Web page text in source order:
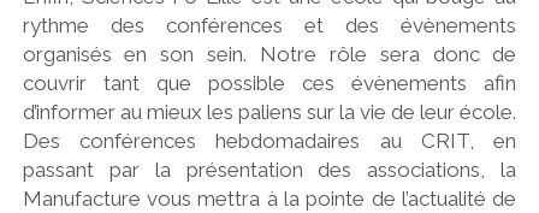
rythme des conférences et des évènements
organisés en son sein. Notre rôle sera donc de
couvrir tant que possible ces évènements afin
d’informer au mieux les paliens sur la vie de leur école.
Des conférences hebdomadaires au CRIT, en
passant par la présentation des associations, la
Manufacture vous mettra à la pointe de l’actualité de